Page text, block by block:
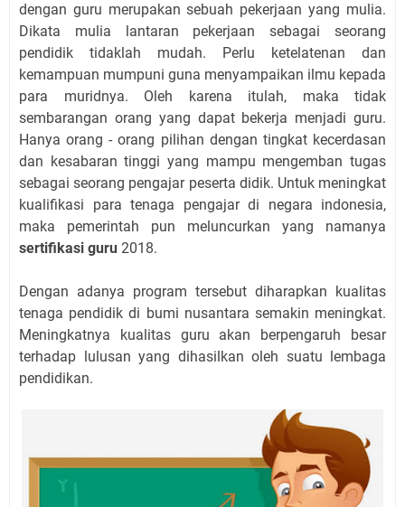
dengan guru merupakan sebuah pekerjaan yang mulia.
Dikata mulia lantaran pekerjaan sebagai seorang
pendidik tidaklah mudah. Perlu ketelatenan dan
kemampuan mumpuni guna menyampaikan ilmu kepada
para muridnya. Oleh karena itulah, maka tidak
sembarangan orang yang dapat bekerja menjadi guru.
Hanya orang - orang pilihan dengan tingkat kecerdasan
dan kesabaran tinggi yang mampu mengemban tugas
sebagai seorang pengajar peserta didik. Untuk meningkat
kualifikasi para tenaga pengajar di negara indonesia,
maka pemerintah pun meluncurkan yang namanya
sertifikasi guru 2018.
Dengan adanya program tersebut diharapkan kualitas
tenaga pendidik di bumi nusantara semakin meningkat.
Meningkatnya kualitas guru akan berpengaruh besar
terhadap lulusan yang dihasilkan oleh suatu lembaga
pendidikan.